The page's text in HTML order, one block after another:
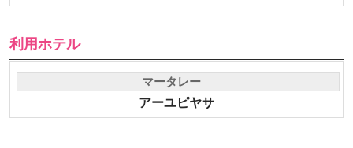
利用ホテル
マータレー
アーユピヤサ